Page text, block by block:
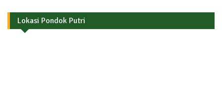
Lokasi Pondok Putri